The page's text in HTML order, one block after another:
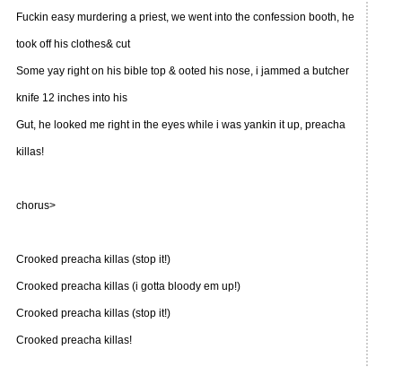
Fuckin easy murdering a priest, we went into the confession booth, he
took off his clothes& cut
Some yay right on his bible top & ooted his nose, i jammed a butcher
knife 12 inches into his
Gut, he looked me right in the eyes while i was yankin it up, preacha
killas!
chorus>
Crooked preacha killas (stop it!)
Crooked preacha killas (i gotta bloody em up!)
Crooked preacha killas (stop it!)
Crooked preacha killas!